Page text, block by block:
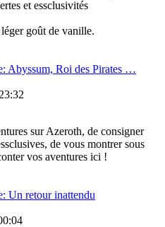
et essclusivités
goût de vanille.
Abyssum, Roi des Pirates …
sur Azeroth, de consigner
de vous montrer sous
vos aventures ici !
Un retour inattendu